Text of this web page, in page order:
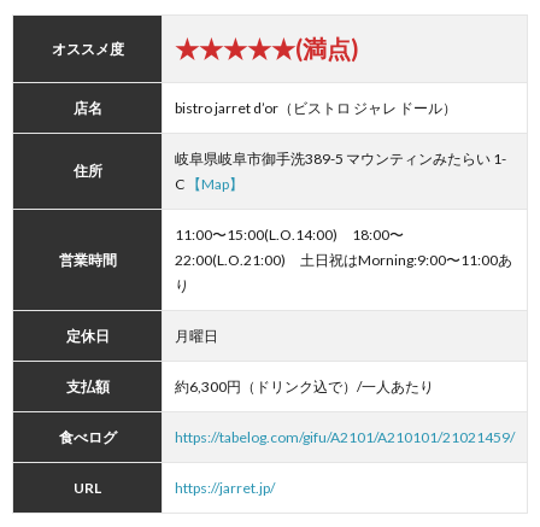
オススメ度 ★★★★★(満点)
店名 bistro jarret d’or（ビストロ ジャレ ドール）
住所
岐阜県岐阜市御手洗389-5 マウンティンみたらい 1-
C
【Map】
営業時間
11:00〜15:00(L.O.14:00) 18:00〜
22:00(L.O.21:00) 土日祝はMorning:9:00〜11:00あ
り
定休日 月曜日
支払額 約6,300円（ドリンク込で）/一人あたり
食べログ https://tabelog.com/gifu/A2101/A210101/21021459/
URL https://jarret.jp/